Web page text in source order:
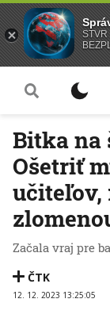
Bitka na
Ošetriť
učiteľov,
Začala vraj pre
ČTK
12. 12. 2023 13:25:05
STVR